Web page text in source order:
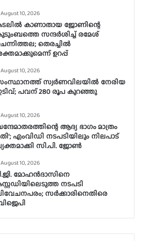
August 10, 2026
കാണാതായ ജോണിന്റെ
സന്ദർശിച്ച് രമേശ്
തെരച്ചിൽ
ഉറപ്പ്
August 10, 2026
സ്വർണവിലയിൽ നേരിയ
പവന് 280 രൂപ കുറഞ്ഞു
August 10, 2026
ആദ്യ ഭാഗം മാത്രം
എംവിഡി നടപടിയിലും നിലപാട്
സി.പി. ജോൺ
August 10, 2026
മോഹൻദാസിനെ
നടപടി
സർക്കാരിനെതിരെ